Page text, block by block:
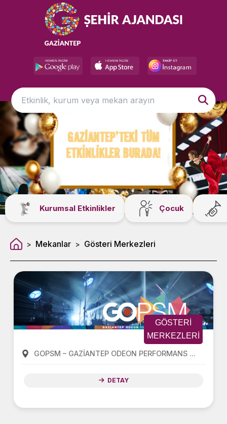
Kurumsal Etkinlikler Çocuk
> Mekanlar > Gösteri Merkezleri
GÖSTERI
MERKEZLERI
GOPSM – GAZİANTEP ODEON PERFORMANS ...
DETAY